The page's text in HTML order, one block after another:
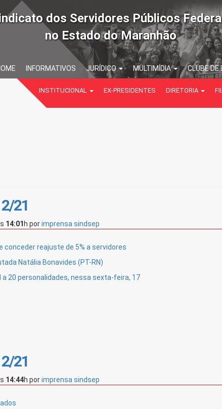
dos Servidores Públicos
no Estado do Maranhão
INFORMATIVOS JURÍDICO MULTIMÍDIA CLUBE DE
INSTITUCIONAL EX-PRESIDENTES DIRETORIA
21
14:01 h porimprensa sindsep
conceder reajuste de 5% a servidores
Natália Bonavides (PT-RN)
20 personalidades, nessa sexta-feira, 17
21
14:44h porimprensa sindsep